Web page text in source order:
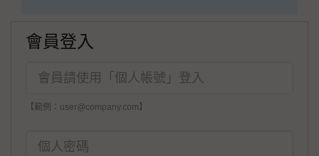
會員登入
【範例：user@company.com】